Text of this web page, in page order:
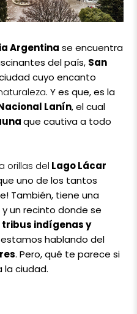
Argentina se encuentra
del país, San
cuyo encanto
. Y es que, es la
Lanín, el cual
que cautiva a todo
orillas del Lago Lácar
uno de los tantos
También, tiene una
y un recinto donde se
tribus indígenas y
estamos hablando del
. Pero, qué te parece si
la ciudad.